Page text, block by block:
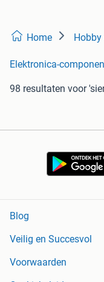
Home Hobby
Elektronica-
98 resultaten voor
Blog
Veilig en Succesvol
Voorwaarden